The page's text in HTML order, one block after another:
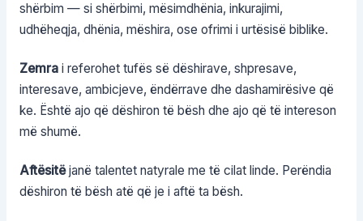
shërbim — si shërbimi, mësimdhënia, inkurajimi,
udhëheqja, dhënia, mëshira, ose ofrimi i urtësisë biblike.
Zemrai referohet tufës së dëshirave, shpresave,
interesave, ambicjeve, ëndërrave dhe dashamirësive që
ke. Është ajo që dëshiron të bësh dhe ajo që të intereson
më shumë.
Aftësitëjanë talentet natyrale me të cilat linde. Perëndia
dëshiron të bësh atë që je i aftë ta bësh.